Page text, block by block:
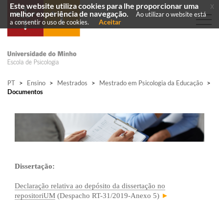
PT > Ensino > Mestrados > Mestrado em Psicologia da Educação >
Documentos
Dissertação:
Declaração relativa ao depósito da dissertação no
repositoriUM (Despacho RT-31/2019-Anexo 5) ►
Este website utiliza cookies para lhe proporcionar uma
melhor experiência de navegação.
Ao utilizar o website está
a consentir o uso de cookies.
Aceitar
x